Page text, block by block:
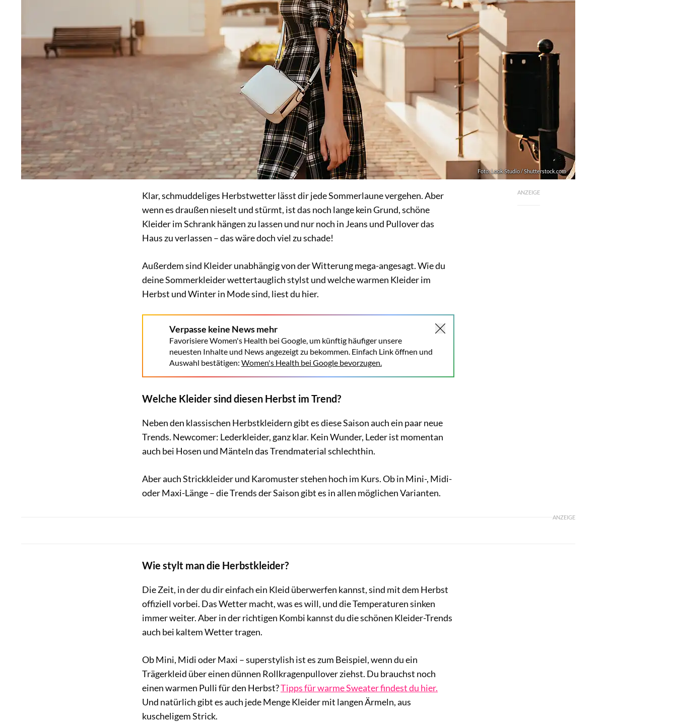
Foto: Look Studio / Shutterstock.com
ANZEIGE
Klar, schmuddeliges Herbstwetter lässt dir jede Sommerlaune vergehen. Aber
wenn es draußen nieselt und stürmt, ist das noch lange kein Grund, schöne
Kleider im Schrank hängen zu lassen und nur noch in Jeans und Pullover das
Haus zu verlassen – das wäre doch viel zu schade!
Außerdem sind Kleider unabhängig von der Witterung mega-angesagt. Wie du
deine Sommerkleider wettertauglich stylst und welche warmen Kleider im
Herbst und Winter in Mode sind, liest du hier.
Verpasse keine News mehr
Favorisiere Women's Health bei Google, um künftig häufiger unsere
neuesten Inhalte und News angezeigt zu bekommen. Einfach Link öffnen und
Auswahl bestätigen: Women's Health bei Google bevorzugen.
Welche Kleider sind diesen Herbst im Trend?
Neben den klassischen Herbstkleidern gibt es diese Saison auch ein paar neue
Trends. Newcomer: Lederkleider, ganz klar. Kein Wunder, Leder ist momentan
auch bei Hosen und Mänteln das Trendmaterial schlechthin.
Aber auch Strickkleider und Karomuster stehen hoch im Kurs. Ob in Mini-, Midi-
oder Maxi-Länge – die Trends der Saison gibt es in allen möglichen Varianten.
ANZEIGE
Wie stylt man die Herbstkleider?
Die Zeit, in der du dir einfach ein Kleid überwerfen kannst, sind mit dem Herbst
offiziell vorbei. Das Wetter macht, was es will, und die Temperaturen sinken
immer weiter. Aber in der richtigen Kombi kannst du die schönen Kleider-Trends
auch bei kaltem Wetter tragen.
Ob Mini, Midi oder Maxi – superstylish ist es zum Beispiel, wenn du ein
Trägerkleid über einen dünnen Rollkragenpullover ziehst. Du brauchst noch
einen warmen Pulli für den Herbst?Tipps für warme Sweater findest du hier.
Und natürlich gibt es auch jede Menge Kleider mit langen Ärmeln, aus
kuscheligem Strick.